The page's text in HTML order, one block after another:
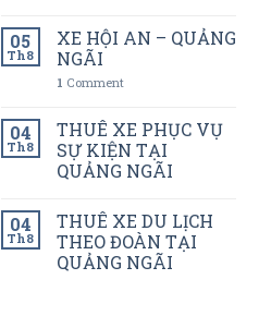
05
Th8
XE HỘI AN – QUẢNG
NGÃI
1 Comment
04
Th8
THUÊ XE PHỤC VỤ
SỰ KIỆN TẠI
QUẢNG NGÃI
04
Th8
THUÊ XE DU LỊCH
THEO ĐOÀN TẠI
QUẢNG NGÃI